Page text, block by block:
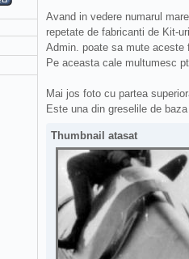
Avand in vedere numarul
repetate de fabricanti de Kit-
Admin. poate sa mute aceste
Pe aceasta cale multumesc
Mai jos foto cu partea
Este una din greselile de
Thumbnail atasat